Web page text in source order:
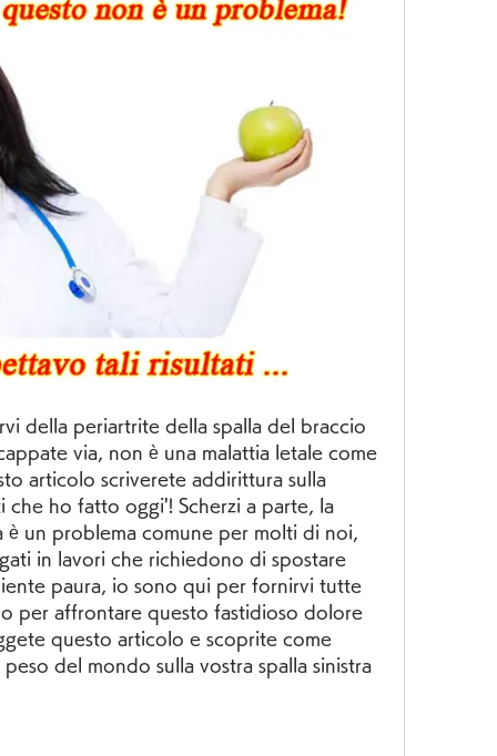
della periartrite della spalla del braccio
via, non è una malattia letale come
articolo scriverete addirittura sulla
che ho fatto oggi'! Scherzi a parte, la
è un problema comune per molti di noi,
in lavori che richiedono di spostare
paura, io sono qui per fornirvi tutte
per affrontare questo fastidioso dolore
questo articolo e scoprite come
del mondo sulla vostra spalla sinistra